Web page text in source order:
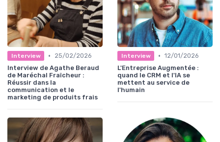
Interview •
25/02/2026
Interview de Agathe Beraud
de Maréchal Fraîcheur :
Réussir dans la
communication et le
marketing de produits frais
Interview • 12/01/2026
L'Entreprise Augmentée :
quand le CRM et l'IA se
mettent au service de
l'humain